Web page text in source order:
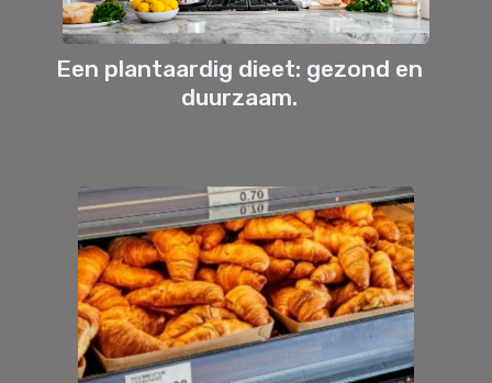
Een plantaardig dieet: gezond en
duurzaam.